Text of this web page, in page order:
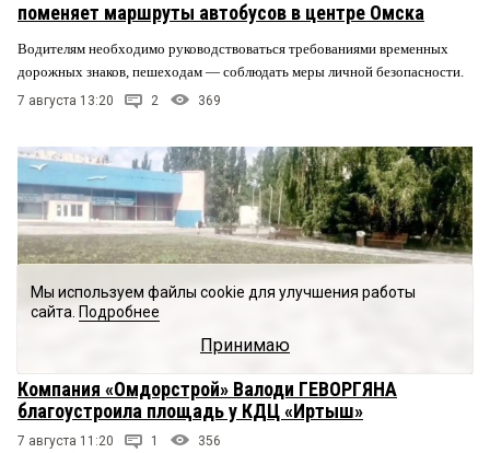
поменяет маршруты автобусов в центре Омска
Водителям необходимо руководствоваться требованиями временных
дорожных знаков, пешеходам — соблюдать меры личной безопасности.
7 августа 13:20 2 369
Компания «Омдорстрой» Валоди ГЕВОРГЯНА
благоустроила площадь у КДЦ «Иртыш»
7 августа 11:20 1 356
Мы используем файлы cookie для улучшения работы
сайта. Подробнее
Принимаю